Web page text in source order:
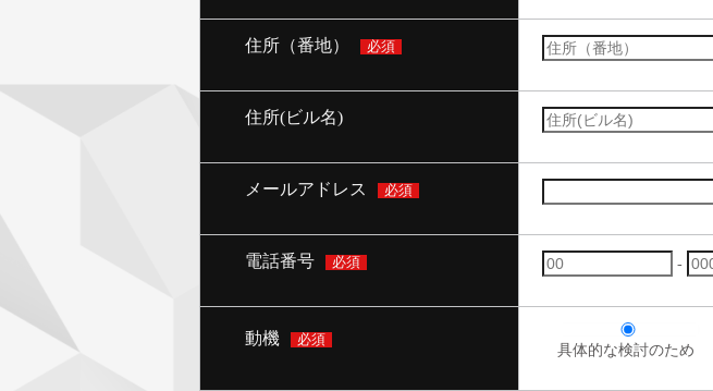
住所（番地） 必須
住所(ビル名)
メールアドレス 必須
電話番号 必須 -
動機 必須
具体的な検討のため